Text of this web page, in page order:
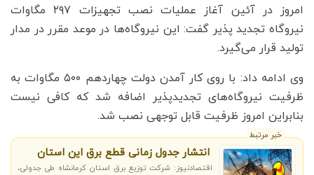
امروز در آئین آغاز عملیات نصب تجهیزات ۲۹۷ مگاوات
نیروگاه تجدید پذیر گفت: این نیروگاه‌ها در موعد مقرر در مدار
تولید قرار می‌گیرد.
وی ادامه داد: با روی کار آمدن دولت چهاردهم ۵۰۰ مگاوات به
ظرفیت نیروگاه‌های تجدیدپذیر اضافه شد که کافی نیست
بنابراین امروز ظرفیت قابل توجهی نصب شد.
خبر مرتبط
انتشار جدول زمانی قطع برق این استان
اقتصادنیوز: شرکت توزیع برق استان کرمانشاه طی جدولی،